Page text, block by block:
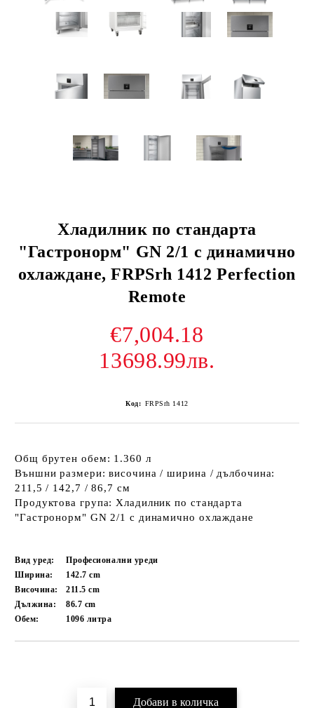
Хладилник по стандарта
"Гастронорм" GN 2/1 с динамично
охлаждане, FRPSrh 1412 Perfection
Remote
€7,004.18
13698.99лв.
Код: FRPSrh 1412
Общ брутен обем: 1.360 л
Външни размери: височина / ширина / дълбочина:
211,5 / 142,7 / 86,7 см
Продуктова група: Хладилник по стандарта
"Гастронорм" GN 2/1 с динамично охлаждане
Вид уред:
Професионални уреди
Ширина:
142.7cm
Височина:
211.5cm
Дължина:
86.7 cm
Обем:
1096 литра